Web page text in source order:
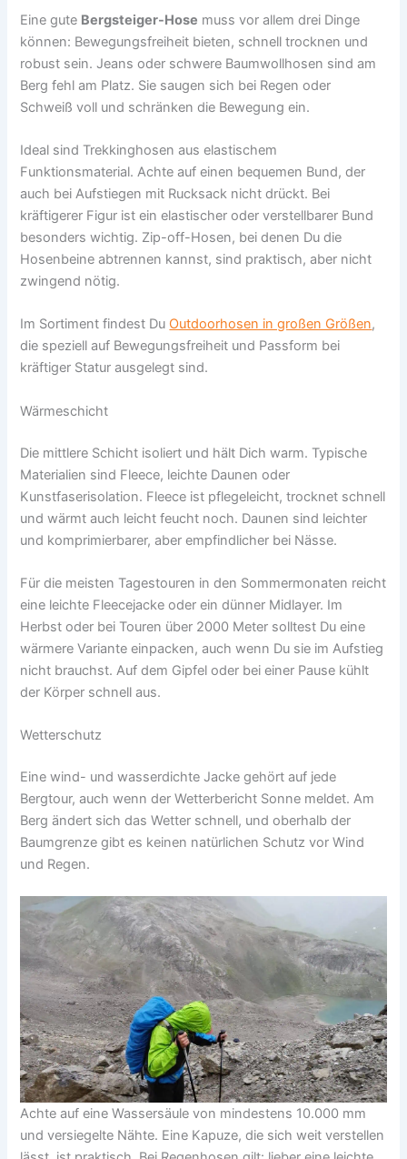
Eine gute Bergsteiger-Hose muss vor allem drei Dinge
können: Bewegungsfreiheit bieten, schnell trocknen und
robust sein. Jeans oder schwere Baumwollhosen sind am
Berg fehl am Platz. Sie saugen sich bei Regen oder
Schweiß voll und schränken die Bewegung ein.
Ideal sind Trekkinghosen aus elastischem
Funktionsmaterial. Achte auf einen bequemen Bund, der
auch bei Aufstiegen mit Rucksack nicht drückt. Bei
kräftigerer Figur ist ein elastischer oder verstellbarer Bund
besonders wichtig. Zip-off-Hosen, bei denen Du die
Hosenbeine abtrennen kannst, sind praktisch, aber nicht
zwingend nötig.
Im Sortiment findest Du Outdoorhosen in großen Größen,
die speziell auf Bewegungsfreiheit und Passform bei
kräftiger Statur ausgelegt sind.
Wärmeschicht
Die mittlere Schicht isoliert und hält Dich warm. Typische
Materialien sind Fleece, leichte Daunen oder
Kunstfaserisolation. Fleece ist pflegeleicht, trocknet schnell
und wärmt auch leicht feucht noch. Daunen sind leichter
und komprimierbarer, aber empfindlicher bei Nässe.
Für die meisten Tagestouren in den Sommermonaten reicht
eine leichte Fleecejacke oder ein dünner Midlayer. Im
Herbst oder bei Touren über 2000 Meter solltest Du eine
wärmere Variante einpacken, auch wenn Du sie im Aufstieg
nicht brauchst. Auf dem Gipfel oder bei einer Pause kühlt
der Körper schnell aus.
Wetterschutz
Eine wind- und wasserdichte Jacke gehört auf jede
Bergtour, auch wenn der Wetterbericht Sonne meldet. Am
Berg ändert sich das Wetter schnell, und oberhalb der
Baumgrenze gibt es keinen natürlichen Schutz vor Wind
und Regen.
Achte auf eine Wassersäule von mindestens 10.000 mm
und versiegelte Nähte. Eine Kapuze, die sich weit verstellen